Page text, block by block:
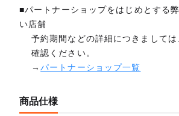
■パートナーショップをはじめとする
い店舗
予約期間などの詳細につきまして
確認ください。
→パートナーショップ一覧
商品仕様